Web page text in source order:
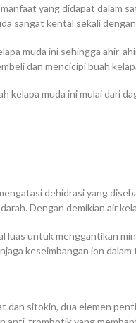
yang didapat dalam
sangat kental sekali
muda ini sehingga ahir-
dan mencicipi buah
kelapa muda ini mulai dari
dehidrasi yang
Dengan demikian air
luas untuk menggantikan
keseimbangan ion dalam
dan sitokin, dua elemen